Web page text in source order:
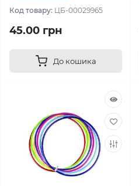
Код товару: ЦБ-00029965
45.00 грн
До кошика